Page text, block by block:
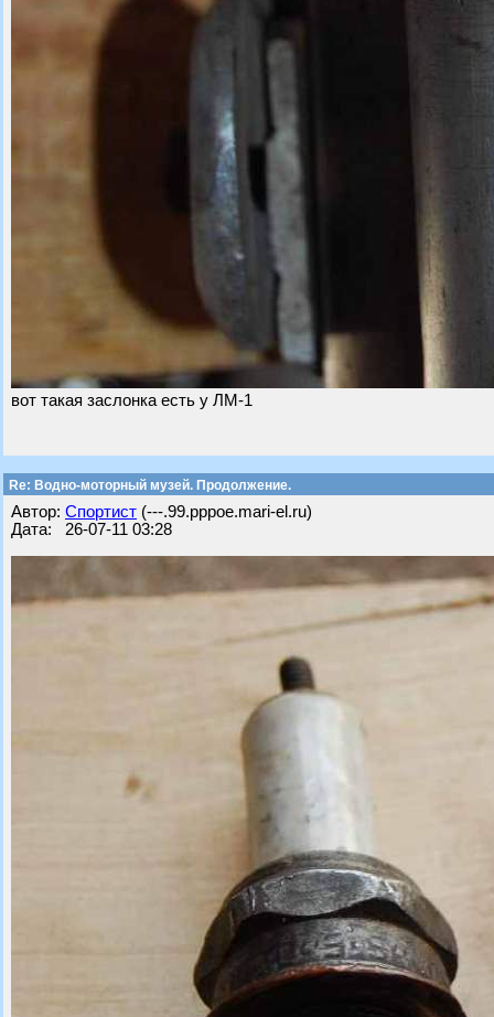
вот такая заслонка есть у ЛМ-1
Re: Водно-моторный музей. Продолжение.
Автор: Спортист (---.99.pppoe.mari-el.ru)
Дата: 26-07-11 03:28